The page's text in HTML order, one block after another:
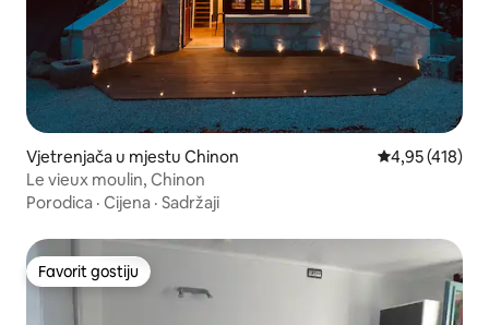
Vjetrenjača u mjestu Chinon Prosječna
4,95 (418)
Le vieux moulin, Chinon
Porodica · Cijena · Sadržaji
Favorit gostiju
Favorit gostiju